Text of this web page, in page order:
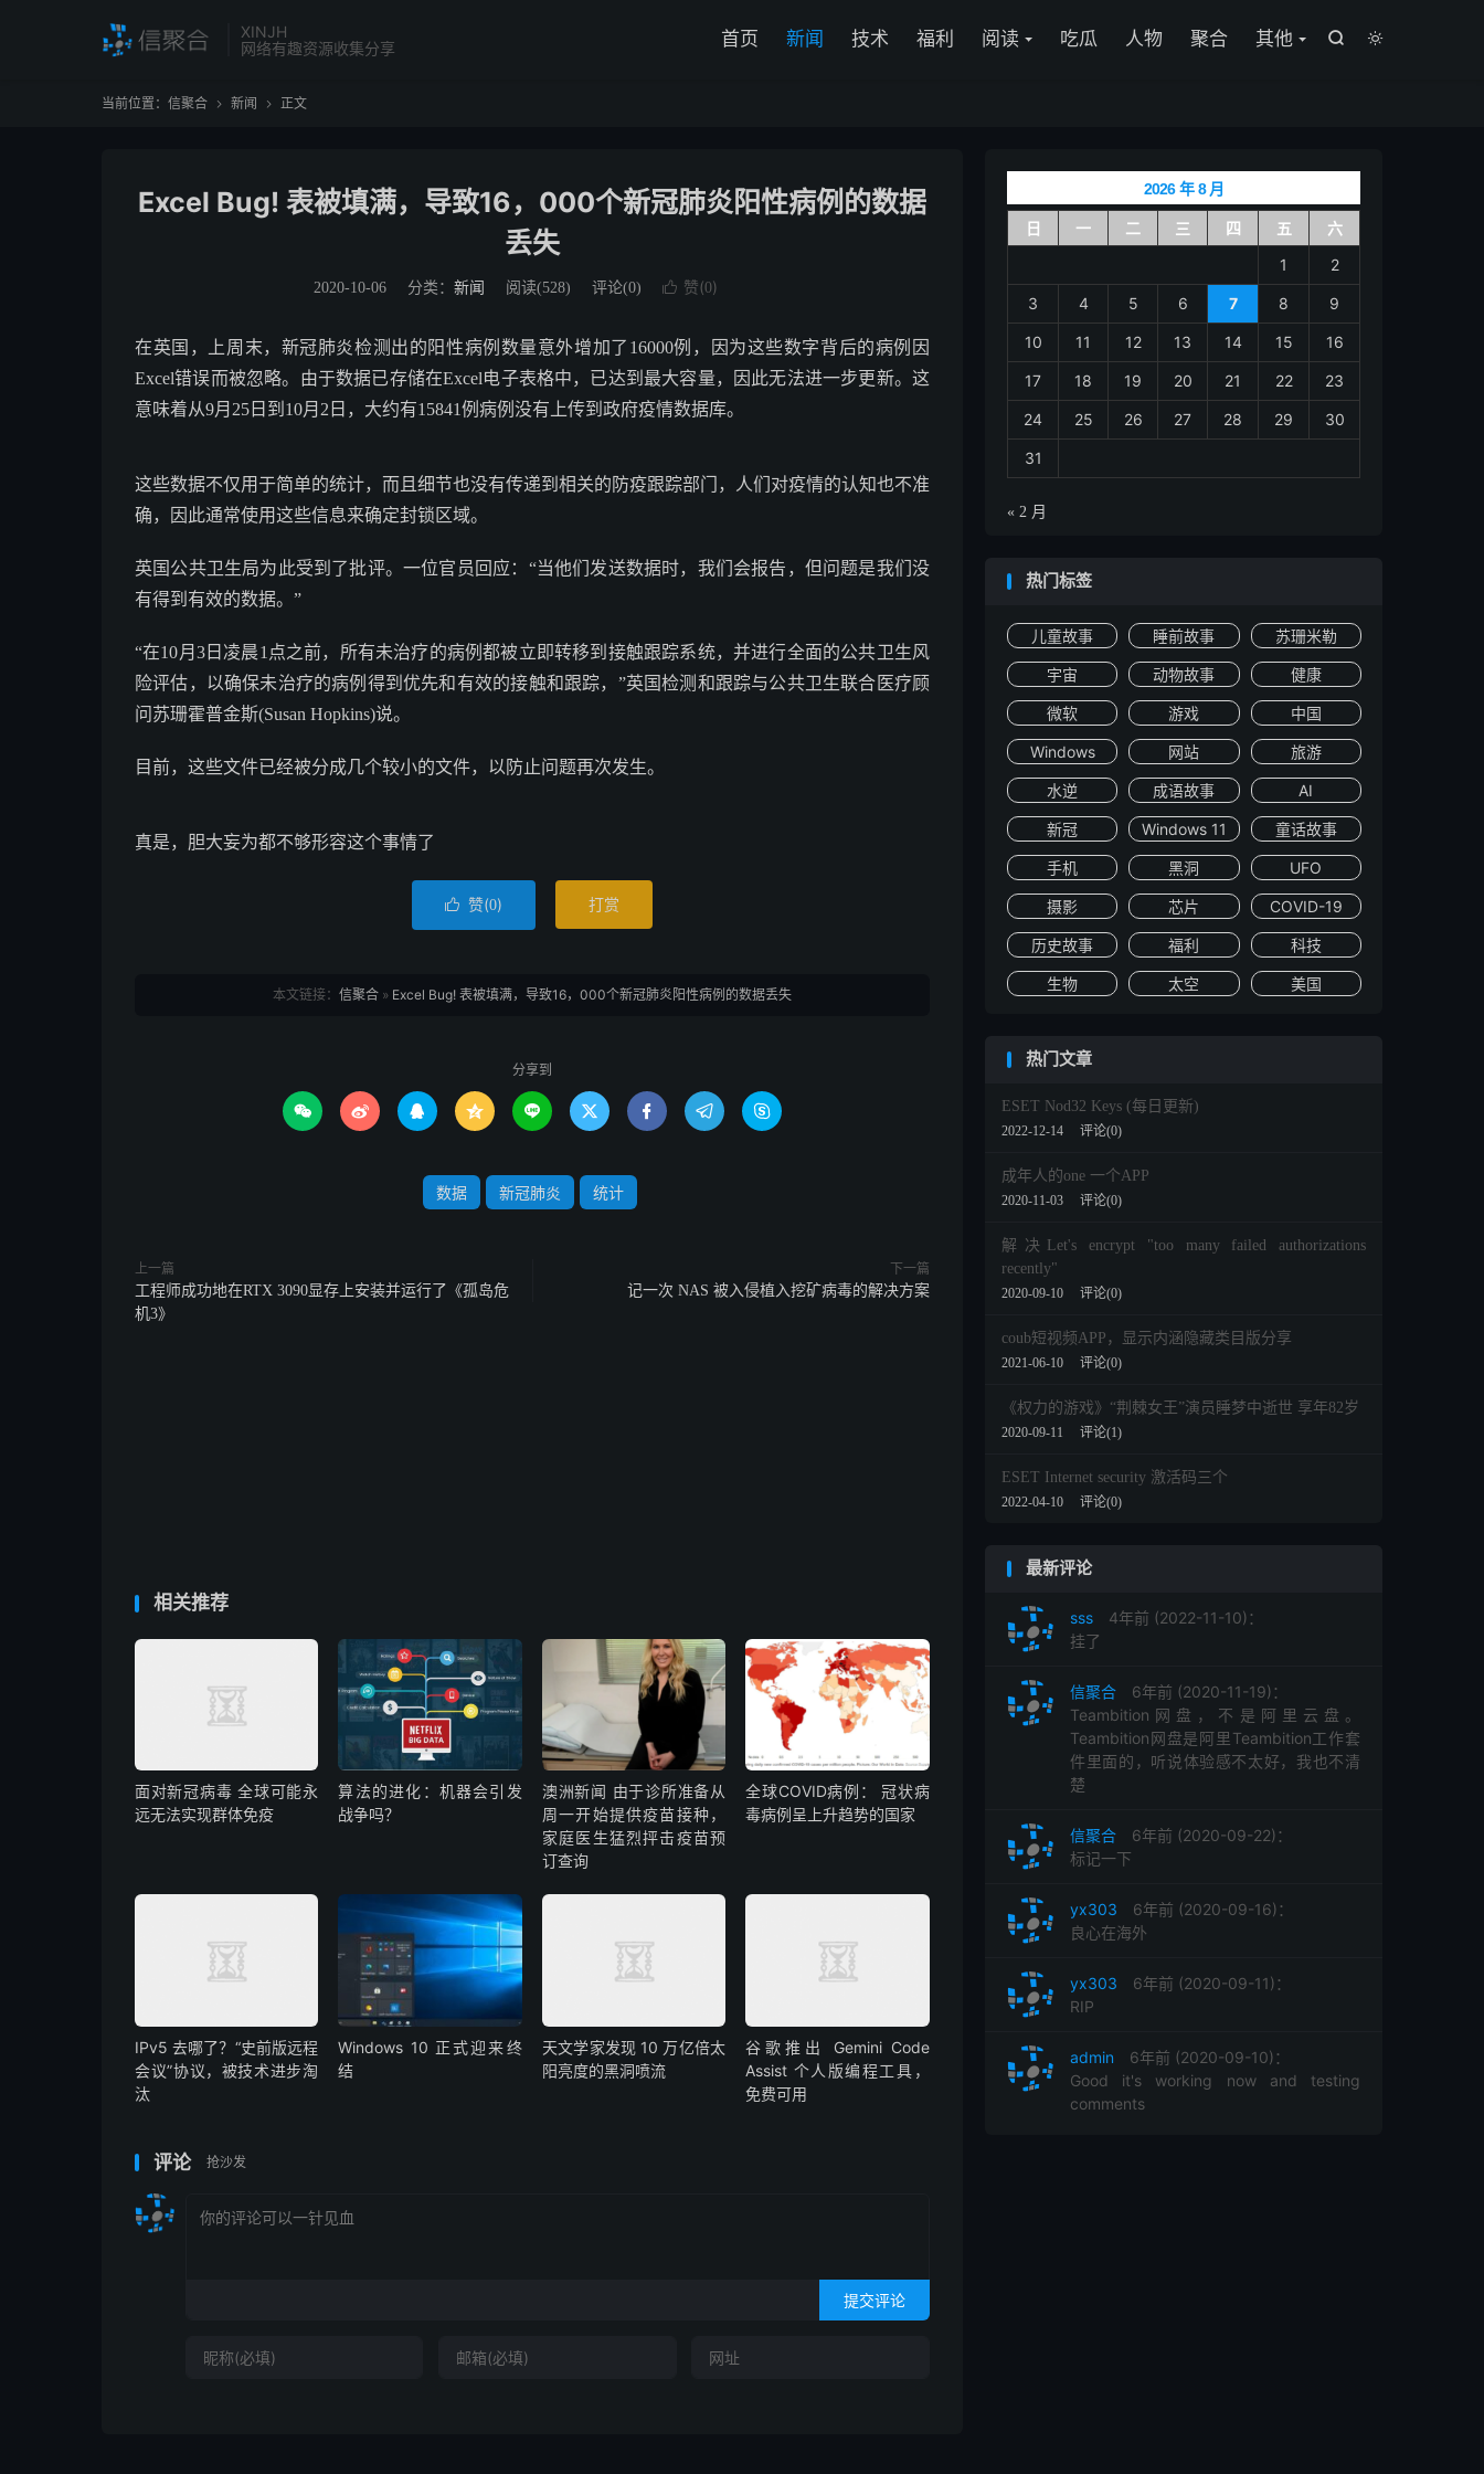
XINJH
网络有趣资源收集分享


首页 新闻 技术 福利 阅读 吃瓜 人物 聚合 其他
当前位置： 信聚合  新闻  正文
Excel Bug! 表被填满，导致16，000个新冠肺炎阳性病例的数据
丢失
2020-10-06 分类： 新闻 阅读(528) 评论(0)  赞(0)
在英国，上周末，新冠肺炎检测出的阳性病例数量意外增加了16000例，因为这些数字背后的病例因
Excel错误而被忽略。由于数据已存储在Excel电子表格中，已达到最大容量，因此无法进一步更新。这
意味着从9月25日到10月2日，大约有15841例病例没有上传到政府疫情数据库。
这些数据不仅用于简单的统计，而且细节也没有传递到相关的防疫跟踪部门，人们对疫情的认知也不准
确，因此通常使用这些信息来确定封锁区域。
英国公共卫生局为此受到了批评。一位官员回应：“当他们发送数据时，我们会报告，但问题是我们没
有得到有效的数据。”
“在10月3日凌晨1点之前，所有未治疗的病例都被立即转移到接触跟踪系统，并进行全面的公共卫生风
险评估，以确保未治疗的病例得到优先和有效的接触和跟踪，”英国检测和跟踪与公共卫生联合医疗顾
问苏珊霍普金斯(Susan Hopkins)说。
目前，这些文件已经被分成几个较小的文件，以防止问题再次发生。
真是，胆大妄为都不够形容这个事情了
 赞(0) 打赏
本文链接： 信聚合 » Excel Bug! 表被填满，导致16，000个新冠肺炎阳性病例的数据丢失
分享到
        
数据 新冠肺炎 统计
上一篇
工程师成功地在RTX 3090显存上安装并运行了《孤岛危
机3》
下一篇
记一次 NAS 被入侵植入挖矿病毒的解决方案
相关推荐
面对新冠病毒 全球可能永
远无法实现群体免疫
算法的进化：机器会引发
战争吗？
澳洲新闻 由于诊所准备从
周一开始提供疫苗接种，
家庭医生猛烈抨击疫苗预
订查询
全球COVID病例： 冠状病
毒病例呈上升趋势的国家
IPv5 去哪了？“史前版远程
会议”协议，被技术进步淘
汰
Windows 10 正式迎来终
结
天文学家发现 10 万亿倍太
阳亮度的黑洞喷流
谷歌推出 Gemini Code
Assist 个人版编程工具，
免费可用
评论 抢沙发
提交评论
2026 年 8 月
日 一 二 三 四 五
六
1
2
3 4 5 6 7 8 9
10 11 12 13 14 15 16
17 18 19 20 21 22 23
24 25 26 27 28 29 30
31
« 2 月
热门标签
儿童故事 睡前故事 苏珊米勒
宇宙 动物故事 健康
微软 游戏 中国
Windows 网站 旅游
水逆 成语故事 AI
新冠 Windows 11 童话故事
手机 黑洞 UFO
摄影 芯片 COVID-19
历史故事 福利 科技
生物 太空 美国
热门文章
ESET Nod32 Keys (每日更新)
2022-12-14 评论(0)
成年人的one 一个APP
2020-11-03 评论(0)
解决Let's encrypt "too many failed authorizations
recently"
2020-09-10 评论(0)
coub短视频APP，显示内涵隐藏类目版分享
2021-06-10 评论(0)
《权力的游戏》“荆棘女王”演员睡梦中逝世 享年82岁
2020-09-11 评论(1)
ESET Internet security 激活码三个
2022-04-10 评论(0)
最新评论
sss
4年前 (2022-11-10)：
挂了
信聚合
6年前 (2020-11-19)：
Teambition网盘，不是阿里云盘。
Teambition网盘是阿里Teambition工作套
件里面的，听说体验感不太好，我也不清
楚
信聚合
6年前 (2020-09-22)：
标记一下
yx303
6年前 (2020-09-16)：
良心在海外
yx303
6年前 (2020-09-11)：
RIP
admin
6年前 (2020-09-10)：
Good it's working now and testing
comments